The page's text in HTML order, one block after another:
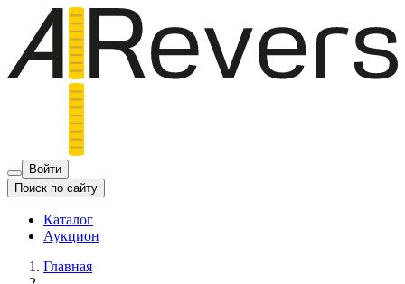
Войти
Поиск по сайту
Каталог
Аукцион
Главная